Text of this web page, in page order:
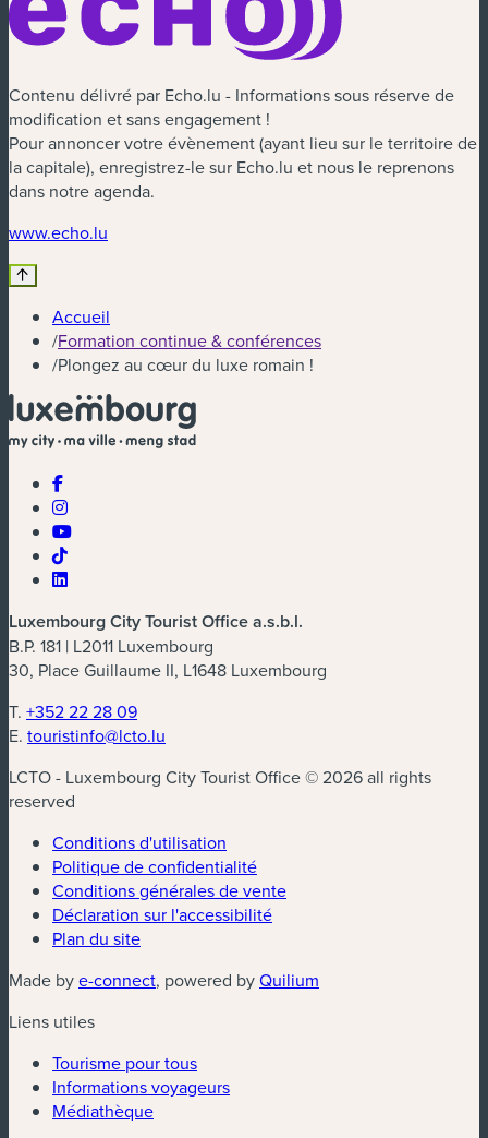
Contenu délivré par Echo.lu - Informations sous réserve de
modification et sans engagement !
Pour annoncer votre évènement (ayant lieu sur le territoire de
la capitale), enregistrez-le sur Echo.lu et nous le reprenons
dans notre agenda.
www.echo.lu
Accueil
/Formation continue & conférences
/Plongez au cœur du luxe romain !
Luxembourg City Tourist Office a.s.b.l.
B.P. 181 | L2011 Luxembourg
30, Place Guillaume II, L1648 Luxembourg
T. +352 22 28 09
E. touristinfo@lcto.lu
LCTO - Luxembourg City Tourist Office © 2026 all rights
reserved
Conditions d'utilisation
Politique de confidentialité
Conditions générales de vente
Déclaration sur l'accessibilité
Plan du site
Made bye-connect(nouvelle fenêtre)
, powered byQuilium
Liens utiles
Tourisme pour tous
Informations voyageurs
Médiathèque